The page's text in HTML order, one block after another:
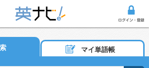
マイ単語帳